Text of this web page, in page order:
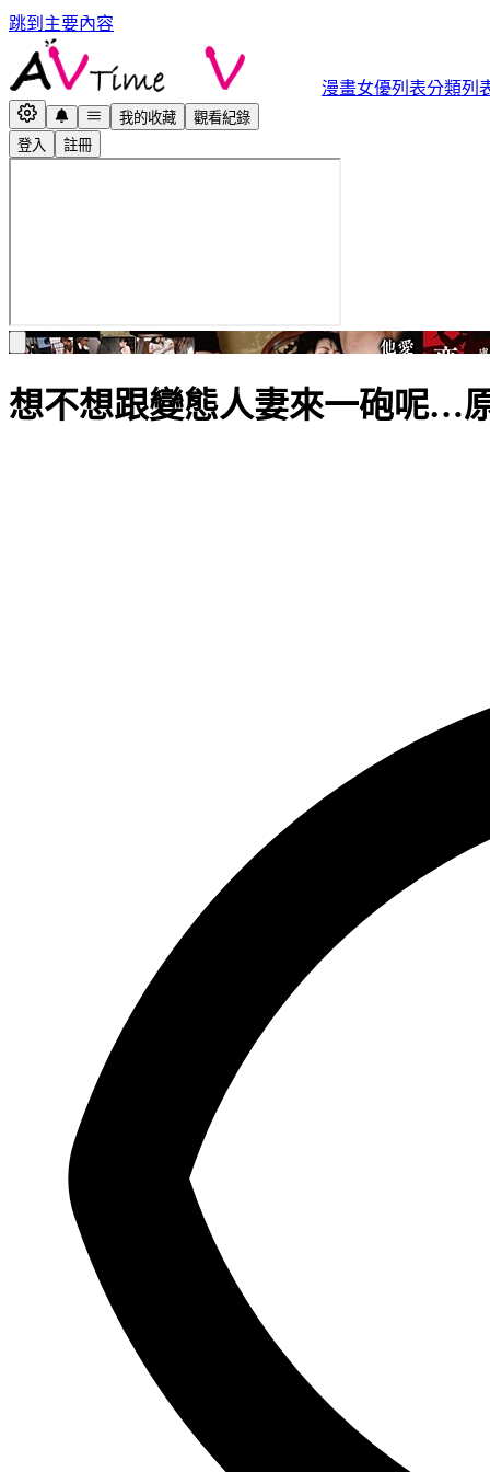
跳到主要內容
漫畫女優列表分類列
我的收藏
觀看紀錄
登入
註冊
想不想跟變態人妻來一砲呢…